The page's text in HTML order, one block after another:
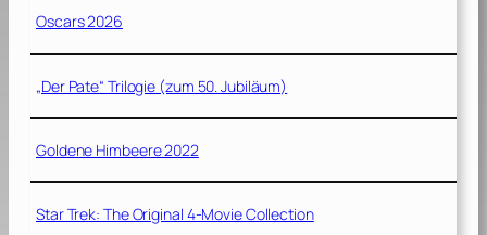
Oscars 2026
„Der Pate“ Trilogie (zum 50. Jubiläum)
Goldene Himbeere 2022
Star Trek: The Original 4-Movie Collection